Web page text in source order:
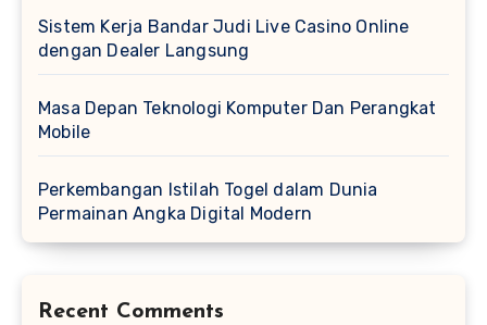
Sistem Kerja Bandar Judi Live Casino Online
dengan Dealer Langsung
Masa Depan Teknologi Komputer Dan Perangkat
Mobile
Perkembangan Istilah Togel dalam Dunia
Permainan Angka Digital Modern
Recent Comments